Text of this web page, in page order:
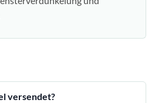
versendet?